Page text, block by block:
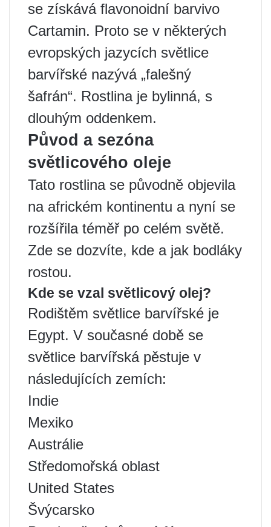
se získává flavonoidní barvivo
Cartamin. Proto se v některých
evropských jazycích světlice
barvířské nazývá „falešný
šafrán“. Rostlina je bylinná, s
dlouhým oddenkem.
Původ a sezóna
světlicového oleje
Tato rostlina se původně objevila
na africkém kontinentu a nyní se
rozšířila téměř po celém světě.
Zde se dozvíte, kde a jak bodláky
rostou.
Kde se vzal světlicový olej?
Rodištěm světlice barvířské je
Egypt. V současné době se
světlice barvířská pěstuje v
následujících zemích:
Indie
Mexiko
Austrálie
Středomořská oblast
United States
Švýcarsko